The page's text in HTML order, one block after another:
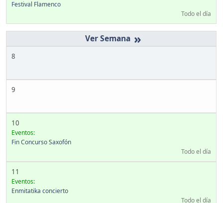
Festival Flamenco
Todo el día
»
8
9
10
Eventos:
Fin Concurso Saxofón
Todo el día
11
Eventos:
Enmitatika concierto
Todo el día